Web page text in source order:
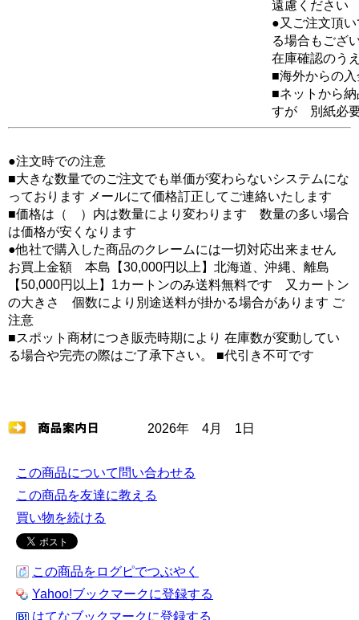
遠慮ください
●又ご注文頂
る場合もござ
在庫確認のう
■海外からの
■ネットから
すが 別紙必
●注文時での注意
■大きな数量でのご注文でも単価が変わらないシステムにな
っております メールにて価格訂正してご連絡いたします
■価格は（ ）内は数量により変わります 数量の多い場合
は価格が安くなります
●他社で購入した商品のクレームには一切対応出来ません
お買上金額 本島【30,000円以上】北海道、沖縄、離島
【50,000円以上】1カートンのみ送料無料です 又カートン
の大きさ 個数により別途送料が掛かる場合があります ご
注意
■スポット商材につき販売時期により 在庫数が変動してい
る場合や完売の際はご了承下さい。 ■代引き不可です
2026年 4月 1日
この商品について問い合わせる
この商品を友達に教える
買い物を続ける
この商品をログピでつぶやく
Yahoo!ブックマークに登録する
はてなブックマークに登録する